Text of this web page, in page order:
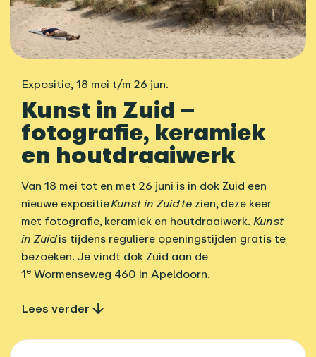
Expositie,18 mei t/m 26 jun.
Kunst in Zuid –
fotografie, keramiek
en houtdraaiwerk
Van 18 mei tot en met 26 juni is in dok Zuid een
nieuwe expositieKunst in Zuid te zien, deze keer
met fotografie, keramiek en houtdraaiwerk.Kunst
in Zuidis tijdens reguliere openingstijden gratis te
bezoeken. Je vindt dok Zuid aan de
1e Wormenseweg 460 in Apeldoorn.
Lees verder